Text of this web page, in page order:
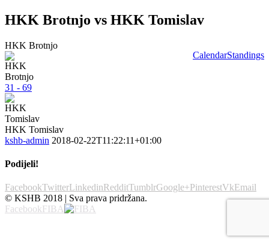
HKK Brotnjo vs HKK Tomislav
CalendarStandings
HKK Brotnjo
31 - 69
HKK Tomislav
kshb-admin 2018-02-22T11:22:11+01:00
Podijeli!
FacebookTwitterLinkedinRedditTumblrGoogle+PinterestVkEmail
© KSHB 2018 | Sva prava pridržana.
FacebookFIBA